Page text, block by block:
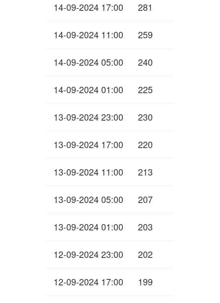
14-09-2024 17:00 281
14-09-2024 11:00 259
14-09-2024 05:00 240
14-09-2024 01:00 225
13-09-2024 23:00 230
13-09-2024 17:00 220
13-09-2024 11:00 213
13-09-2024 05:00 207
13-09-2024 01:00 203
12-09-2024 23:00 202
12-09-2024 17:00 199